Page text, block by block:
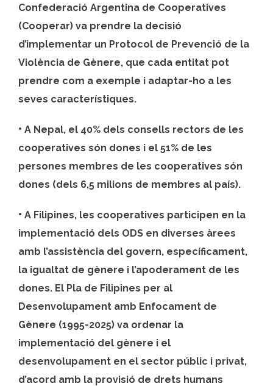
Confederació Argentina de Cooperatives
(Cooperar) va prendre la decisió
d’implementar un Protocol de Prevenció de la
Violència de Gènere, que cada entitat pot
prendre com a exemple i adaptar-ho a les
seves característiques.
• A Nepal, el 40% dels consells rectors de les
cooperatives són dones i el 51% de les
persones membres de les cooperatives són
dones (dels 6,5 milions de membres al país).
• A Filipines, les cooperatives participen en la
implementació dels ODS en diverses àrees
amb l’assistència del govern, específicament,
la igualtat de gènere i l’apoderament de les
dones. El Pla de Filipines per al
Desenvolupament amb Enfocament de
Gènere (1995-2025) va ordenar la
implementació del gènere i el
desenvolupament en el sector públic i privat,
d’acord amb la provisió de drets humans